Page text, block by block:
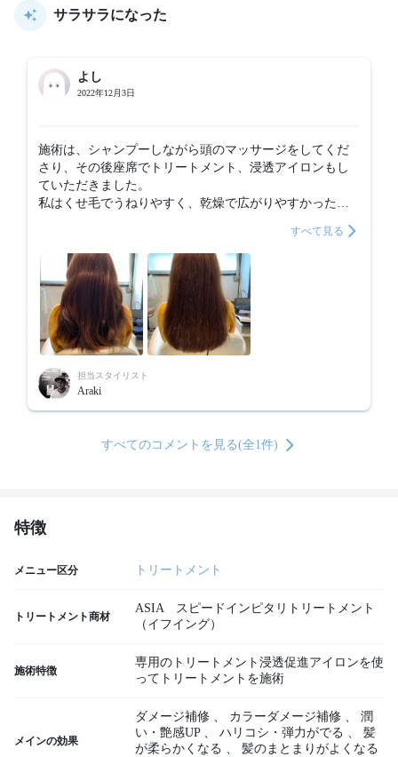
サラサラになった
よし
2022年12月3日
施術は、シャンプーしながら頭のマッサージをしてくだ
さり、その後座席でトリートメント、浸透アイロンもし
ていただきました。
私はくせ毛でうねりやすく、乾燥で広がりやすかったの
トリートメントをしていただいた当日よりも翌日の方
が、さらさらでしっとりした感じがします！
ツヤを求めている方より、サラサラやまとまりを求めて
いる方にぴったりだと思います。
すべて見る
担当スタイリスト
Araki
すべてのコメントを見る(全1件)
特徴
メニュー区分 トリートメント
トリートメント商材
ASIA スピードインピタリトリートメント
（イフイング）
施術特徴
専用のトリートメント浸透促進アイロンを使
ってトリートメントを施術
メインの効果
ダメージ補修 、 カラーダメージ補修 、
潤
い・艶感UP 、 ハリコシ・弾力がでる 、
髪
が柔らかくなる 、
髪のまとまりがよくなる